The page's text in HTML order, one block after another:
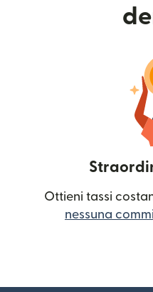
Ottieni tassi
nessuna